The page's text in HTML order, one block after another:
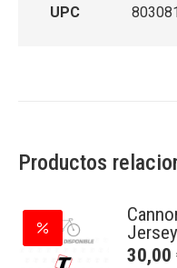
UPC
Productos
30,00